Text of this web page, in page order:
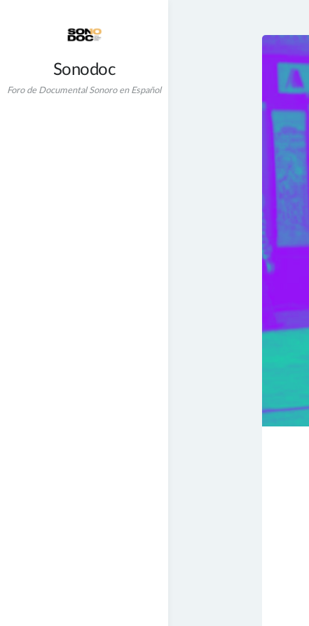
Sonodoc
Foro de Documental Sonoro en Español